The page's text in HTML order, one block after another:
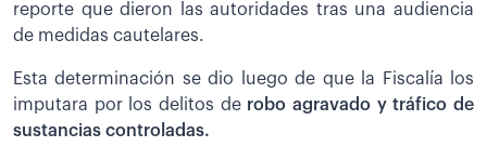
reporte que dieron las autoridades tras una audiencia
de medidas cautelares.
Esta determinación se dio luego de que la Fiscalía los
imputara por los delitos de robo agravado y tráfico de
sustancias controladas.